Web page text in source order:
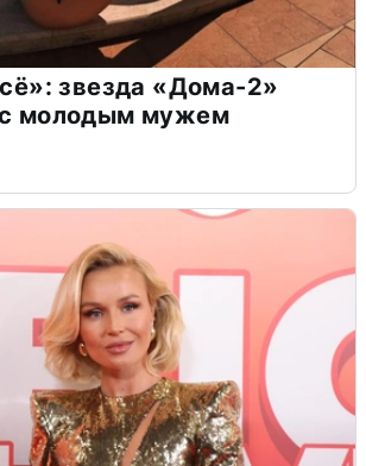
звезда «Дома-2»
с молодым мужем